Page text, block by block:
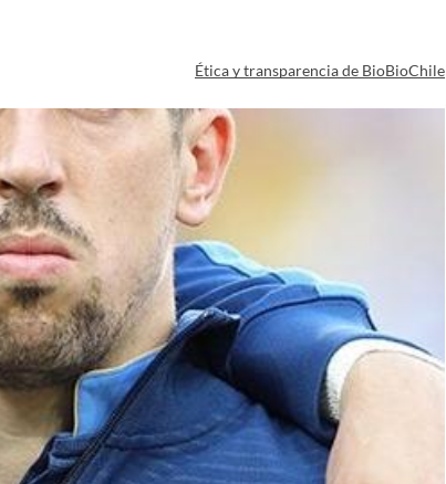
Ética y transparencia de BioBioChile